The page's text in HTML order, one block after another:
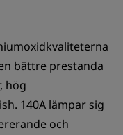
bättre prestanda
hög
140A lämpar sig
och